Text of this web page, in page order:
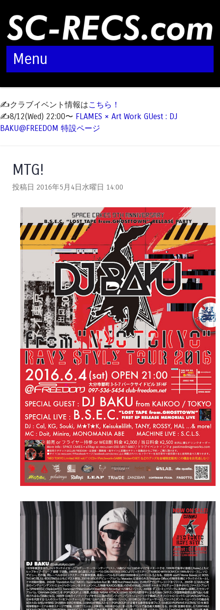
Menu
✍️クラブイベント情報はこちら！
✍️8/12(Wed) 22:00〜 FLAMES × Art Work GUest : DJ
BAKU@FREEDOM 特設ページ
MTG!
投稿日 2016年5月4日水曜日 14:00